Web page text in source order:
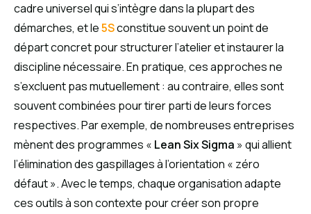
cadre universel qui s’intègre dans la plupart des
démarches, et le5Sconstitue souvent un point de
départ concret pour structurer l’atelier et instaurer la
discipline nécessaire. En pratique, ces approches ne
s’excluent pas mutuellement : au contraire, elles sont
souvent combinées pour tirer parti de leurs forces
respectives. Par exemple, de nombreuses entreprises
mènent des programmes « Lean Six Sigma » qui allient
l’élimination des gaspillages à l’orientation « zéro
défaut ». Avec le temps, chaque organisation adapte
ces outils à son contexte pour créer son propre